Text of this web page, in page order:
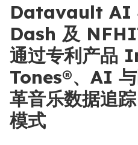
Datavault AI
Dash 及
通过专利产品
Tones®、AI
革音乐数据追
模式